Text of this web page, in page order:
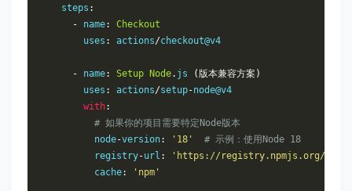
    steps
:
- name:
Checkout
        uses
: actions/checkout@v4
- name: Setup Node. js
(版本兼容方案)
        uses
: actions/setup-node@v4
with:
# 如果你的项目需要特定Node版本
          node
-version: '18'
# 示例：使用Node 18
          registry
-url :
'https://registry.npmjs.org/'
          cache
: 'npm'